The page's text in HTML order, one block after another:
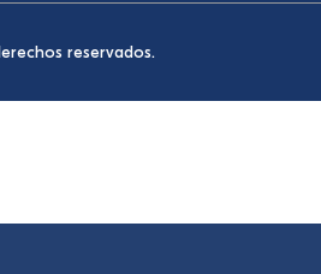
reservados.